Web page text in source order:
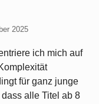
2025
ich mich auf
für ganz junge
alle Titel ab 8